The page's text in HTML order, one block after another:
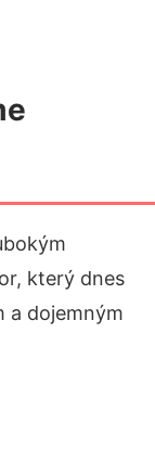
který dnes
a dojemným